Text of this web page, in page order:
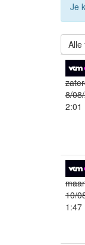
Je
Alle
8/
2:01
10/
1:47